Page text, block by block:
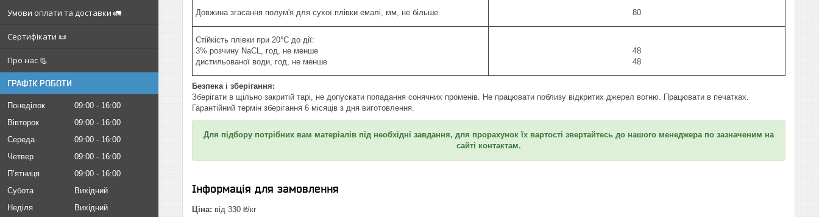
Умови оплати та доставки 🚛
Сертифікати 📜
Про нас 📃
ГРАФІК РОБОТИ
Понеділок 09:00
16:00
Вівторок
09:00
16:00
Середа
09:00
16:00
Четвер
09:00
16:00
Пʼятниця
09:00
16:00
Субота
Вихідний
Неділя
Вихідний
Довжина згасання полум'я для сухої плівки емалі, мм, не більше 80
Стійкість плівки при 20°С до дії:
3% розчину NaCL, год, не менше
дистильованої води, год, не менше
48
48
Безпека і зберігання:
Зберігати в щільно закритій тарі, не допускати попадання сонячних променів. Не працювати поблизу відкритих джерел вогню. Працювати в печатках.
Гарантійний термін зберігання 6 місяців з дня виготовлення.
Для підбору потрібних вам матеріалів під необхідні завдання, для прорахунок їх вартості звертайтесь до нашого менеджера по зазначеним на
сайті контактам.
Інформація для замовлення
Ціна: від 330 ₴/кг